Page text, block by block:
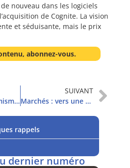
nouveau dans les logiciels
de Cognite. La vision
et séduisante, mais le prix
abonnez-vous.
M&A : un dynamisme qui interroge
SUIVANT
Marchés : vers une revanche de l’économie « traditionnelle » ?
rappels
dernier numéro